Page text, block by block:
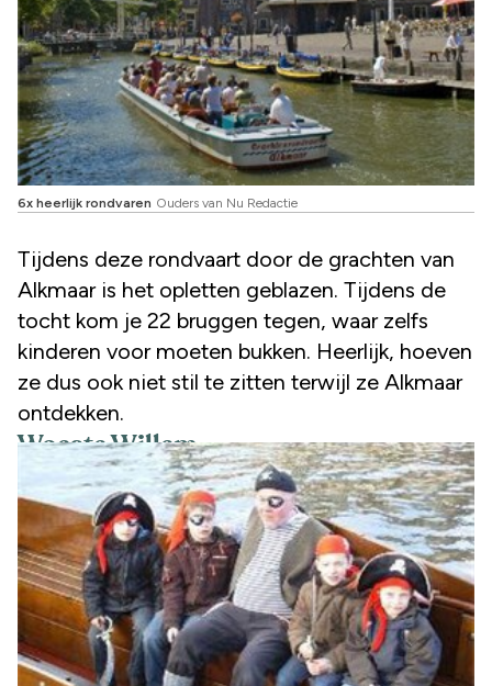
6x heerlijk rondvaren Ouders van Nu Redactie
Tijdens deze rondvaart door de grachten van
Alkmaar is het opletten geblazen. Tijdens de
tocht kom je 22 bruggen tegen, waar zelfs
kinderen voor moeten bukken. Heerlijk, hoeven
ze dus ook niet stil te zitten terwijl ze Alkmaar
ontdekken.
Woeste Willem